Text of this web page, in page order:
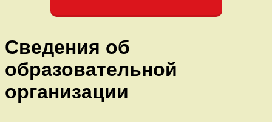
Сведения об
образовательной
организации